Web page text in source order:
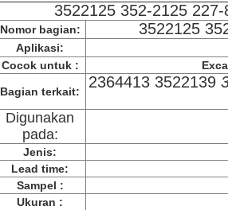
3522125 352-2125
Nomor bagian: 3522125
Aplikasi:
Cocok untuk :
Bagian terkait:
2364413 3522139
Digunakan
pada:
Jenis:
Lead time:
Sampel :
Ukuran :